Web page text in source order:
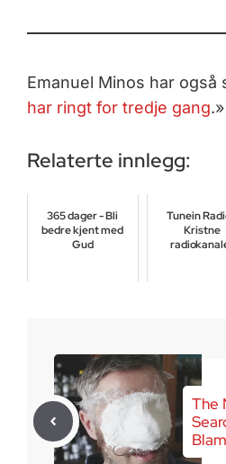
Emanuel Minos har også
har ringt for tredje gang.»
Relaterte innlegg:
365 dager - Bli
bedre kjent med
Gud
Tunein
Kristne
The